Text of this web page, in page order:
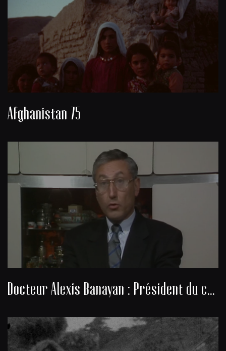
Afghanistan 75
Docteur Alexis Banayan : Président du consistoire de la communauté juive de Bordeaux